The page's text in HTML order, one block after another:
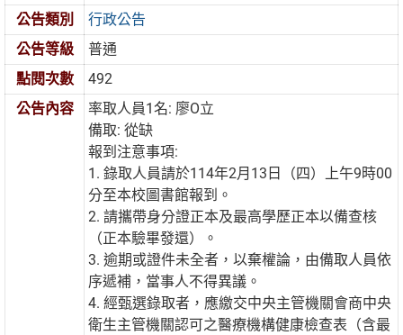
公告類別
行政公告
公告等級
普通
點閱次數
492
公告內容
率取人員1名: 廖O立
備取: 從缺
報到注意事項:
1. 錄取人員請於114年2月13日（四）上午9時00
分至本校圖書館報到。
2. 請攜帶身分證正本及最高學歷正本以備查核
（正本驗畢發還）。
3. 逾期或證件未全者，以棄權論，由備取人員依
序遞補，當事人不得異議。
4. 經甄選錄取者，應繳交中央主管機關會商中央
衛生主管機關認可之醫療機構健康檢查表（含最